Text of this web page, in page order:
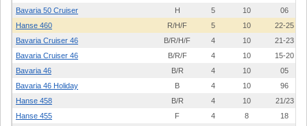
Bavaria 50 Cruiser
H 5 10
06
Hanse 460
R/H/F 5 10
22-25
Bavaria Cruiser 46
B/R/H/F 4 10
21-23
Bavaria Cruiser 46
B/R/F 4 10
15-20
Bavaria 46
B/R 4 10
05
Bavaria 46 Holiday
B 4 10
96
Hanse 458
B/R 4 10
21/23
Hanse 455
F 4 8
18